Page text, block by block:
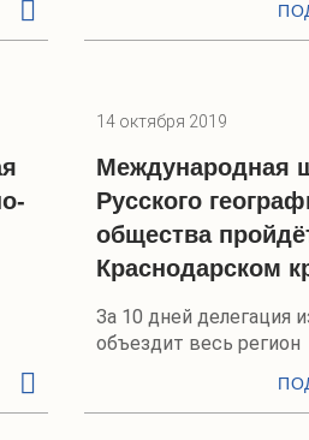
14 октября 2019
Международная
Русского
общества
Краснодарском
За 10 дней делегация
объездит весь регион